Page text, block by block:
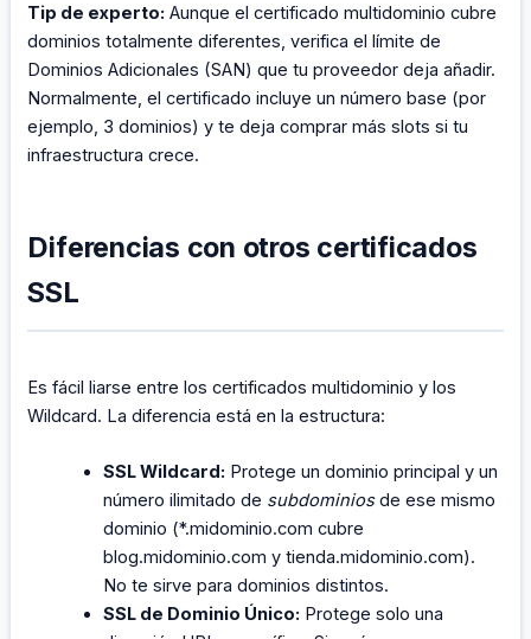
Tip de experto: Aunque el certificado multidominio cubre
dominios totalmente diferentes, verifica el límite de
Dominios Adicionales (SAN) que tu proveedor deja añadir.
Normalmente, el certificado incluye un número base (por
ejemplo, 3 dominios) y te deja comprar más slots si tu
infraestructura crece.
Diferencias con otros certificados
SSL
Es fácil liarse entre los certificados multidominio y los
Wildcard. La diferencia está en la estructura:
SSL Wildcard: Protege un dominio principal y un
número ilimitado de subdominiosde ese mismo
dominio (*.midominio.com cubre
blog.midominio.com y tienda.midominio.com).
No te sirve para dominios distintos.
SSL de Dominio Único: Protege solo una